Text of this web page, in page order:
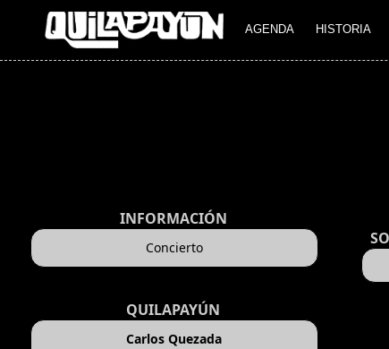
AGENDA HISTORIA
INFORMACIÓN
Concierto
QUILAPAYÚN
Carlos Quezada